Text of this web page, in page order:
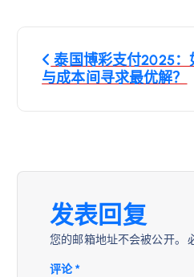
文
章
航
泰国博彩支付2025
与成本间寻求最优解？
发表回复
您的邮箱地址不会被公开。
评论*